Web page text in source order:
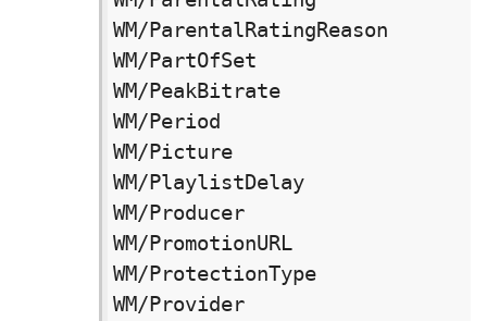
WM/ParentalRatingReason　　　　
WM/PartOfSet　　　　　　　　　　
WM/PeakBitrate　　　　　　　　　
WM/Period　　　　　　　　　　　
WM/Picture　　　　　　　　　　　
WM/PlaylistDelay　　　　　　　　
WM/Producer　　　　　　　　　　
WM/PromotionURL　　　　　　　　
WM/ProtectionType　　　　　　　
WM/Provider　　　　　　　　　　